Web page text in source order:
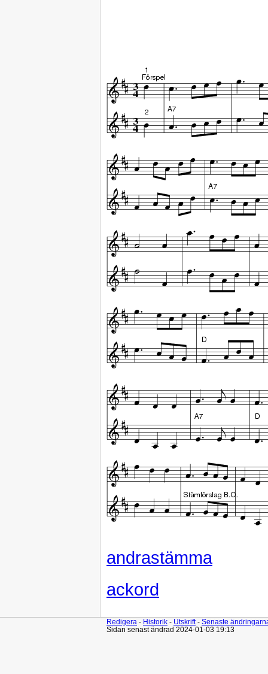
andrastämma
ackord
Redigera - Historik - Utskrift- Senaste
Sidan senast ändrad 2024-01-03 19:13